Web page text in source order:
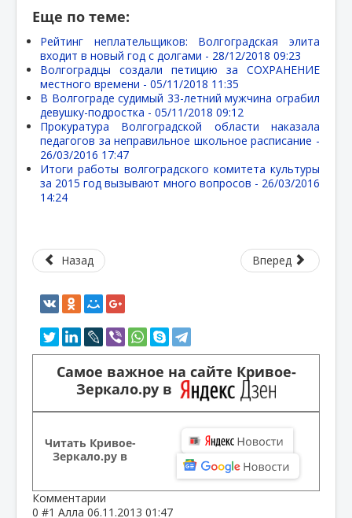
Еще по теме:
Рейтинг неплательщиков: Волгоградская элита
входит в новый год с долгами - 28/12/2018 09:23
Волгоградцы создали петицию за СОХРАНЕНИЕ
местного времени - 05/11/2018 11:35
В Волгограде судимый 33-летний мужчина ограбил
девушку-подростка - 05/11/2018 09:12
Прокуратура Волгоградской области наказала
педагогов за неправильное школьное расписание -
26/03/2016 17:47
Итоги работы волгоградского комитета культуры
за 2015 год вызывают много вопросов - 26/03/2016
14:24
Назад Вперед
Самое важное на сайте Кривое-
Зеркало.ру в
Читать Кривое-
Зеркало.ру в
Комментарии
0 #1 Алла 06.11.2013 01:47